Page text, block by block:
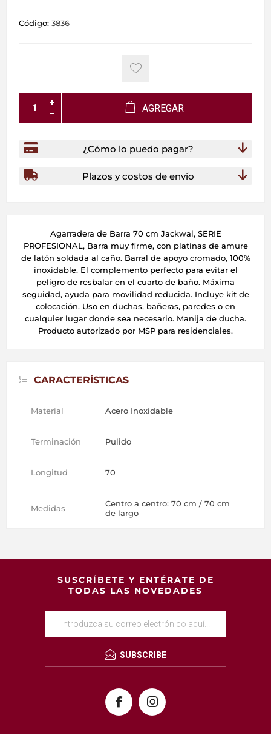
Código: 3836
AGREGAR
¿Cómo lo puedo pagar?
Plazos y costos de envío
Agarradera de Barra 70 cm Jackwal, SERIE
PROFESIONAL, Barra muy firme, con platinas de amure
de latón soldada al caño. Barral de apoyo cromado, 100%
inoxidable. El complemento perfecto para evitar el
peligro de resbalar en el cuarto de baño. Máxima
seguidad, ayuda para movilidad reducida. Incluye kit de
colocación. Uso en duchas, bañeras, paredes o en
cualquier lugar donde sea necesario. Manija de ducha.
Producto autorizado por MSP para residenciales.
CARACTERÍSTICAS
Material Acero Inoxidable
Terminación Pulido
Longitud 70
Medidas
Centro a centro: 70 cm / 70 cm
de largo
SUSCRÍBETE Y ENTÉRATE DE
TODAS LAS NOVEDADES
SUBSCRIBE